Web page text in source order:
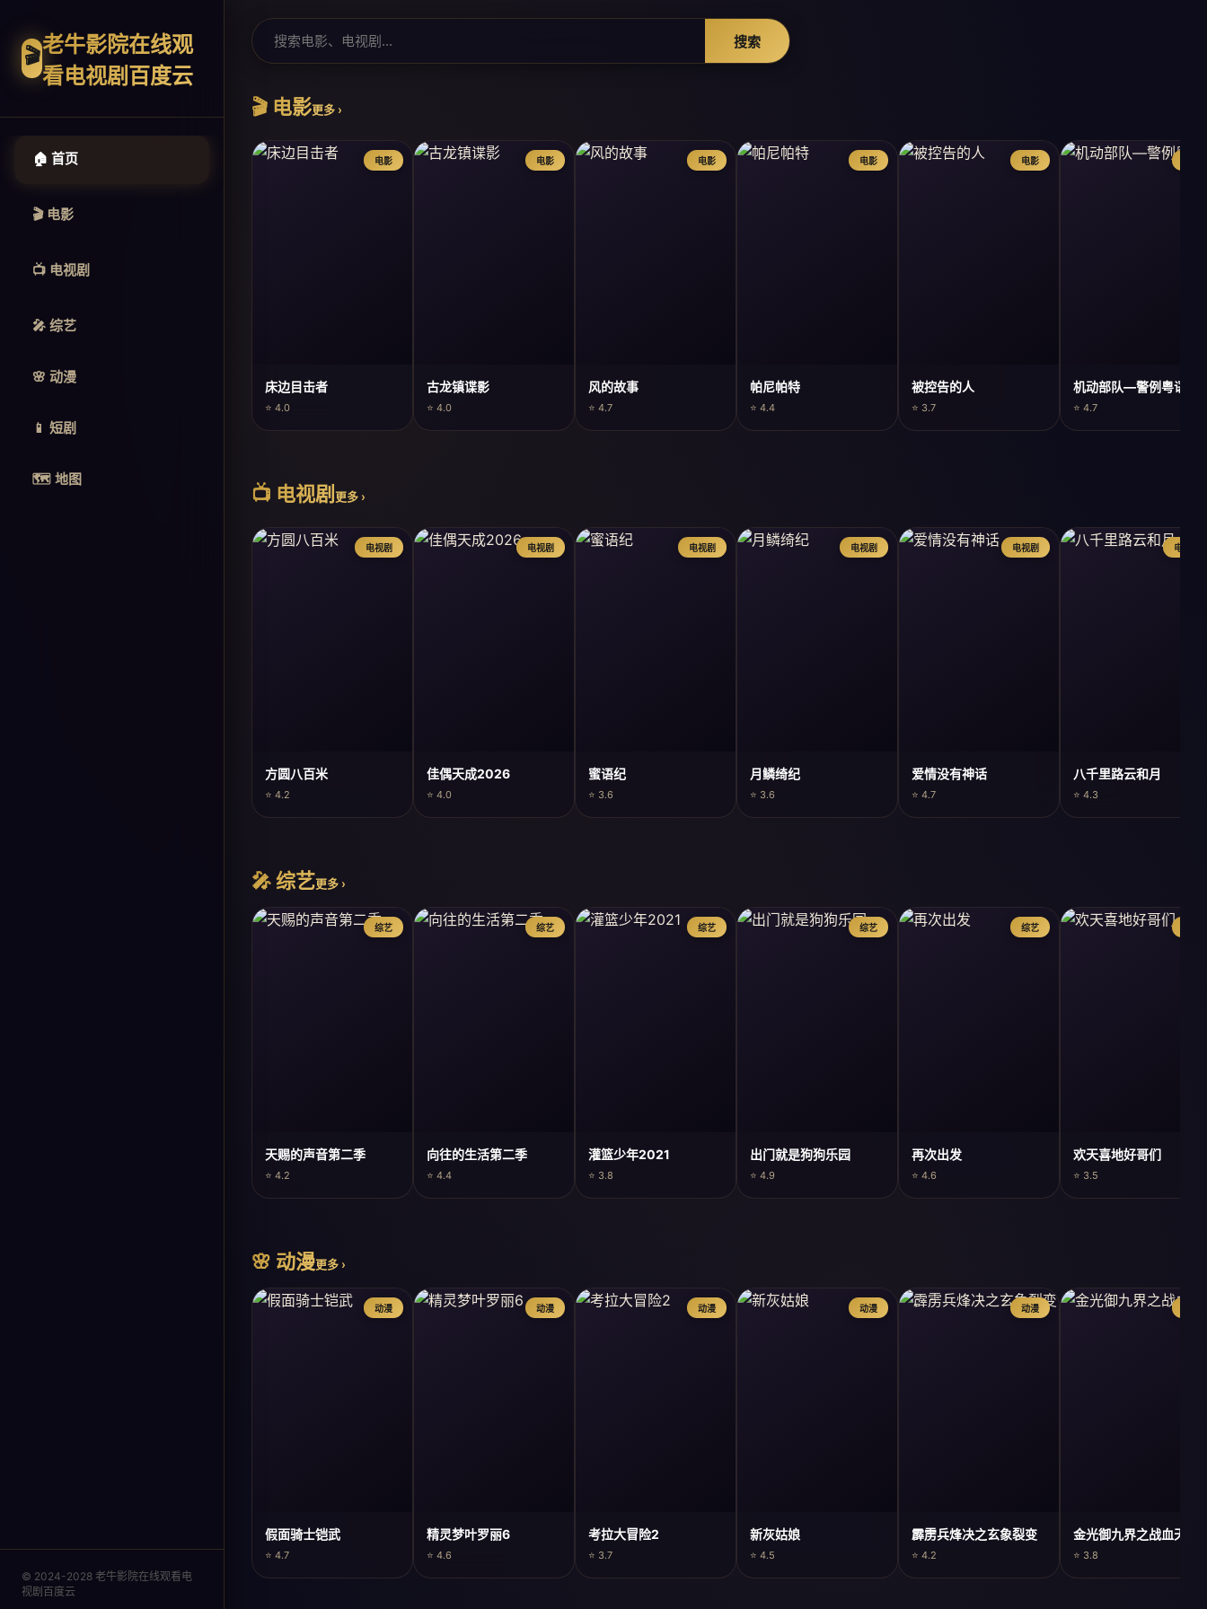
🎬老牛影院在线观
看电视剧百度云
🏠 首页
🎬 电影
📺 电视剧
🎤 综艺
🌸 动漫
📱 短剧
🗺️ 地图
© 2024-2028 老牛影院在线观看电
视剧百度云
搜索
🎬 电影更多 ›
电影
床边目击者
⭐ 4.0
电影
古龙镇谍影
⭐ 4.0
电影
风的故事
⭐ 4.7
电影
帕尼帕特
⭐ 4.4
电影
被控告的人
⭐ 3.7
机动部队—警例粤语
⭐ 4.7
📺 电视剧 更多 ›
电视剧
方圆八百米
⭐ 4.2
电视剧
佳偶天成2026
⭐ 4.0
电视剧
蜜语纪
⭐ 3.6
电视剧
月鳞绮纪
⭐ 3.6
电视剧
爱情没有神话
⭐ 4.7
电视剧
八千里路云和月
⭐ 4.3
🎤 综艺更多 ›
综艺
天赐的声音第二季
⭐ 4.2
综艺
向往的生活第二季
⭐ 4.4
综艺
灌篮少年2021
⭐ 3.8
综艺
出门就是狗狗乐园
⭐ 4.9
综艺
再次出发
⭐ 4.6
欢天喜地好哥们
⭐ 3.5
🌸 动漫更多 ›
动漫
假面骑士铠武
⭐ 4.7
动漫
精灵梦叶罗丽6
⭐ 4.6
动漫
考拉大冒险2
⭐ 3.7
动漫
新灰姑娘
⭐ 4.5
动漫
霹雳兵烽决之玄象裂变
⭐ 4.2
金光御九界之战血天道
⭐ 3.8